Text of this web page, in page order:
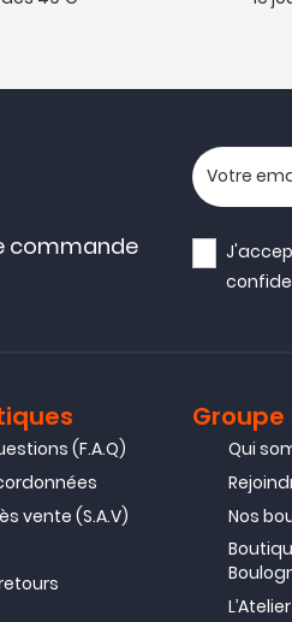
commande
Votre
(F.A.Q)
vente (S.A.V)
Groupe
Qui
Nos